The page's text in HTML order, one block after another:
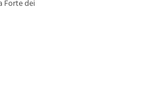
Forte dei